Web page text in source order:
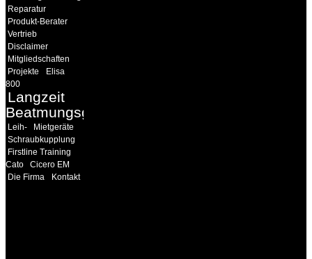
Reparatur
Produkt-Berater
Vertrieb
Disclaimer
Mitgliedschaften
Projekte
Elisa
800
Langzeit
Beatmungsgeräte
Leih-
Mietgeräte
Schraubkupplung
Firstline Training
Cato
Cicero EM
Die Firma
Kontakt